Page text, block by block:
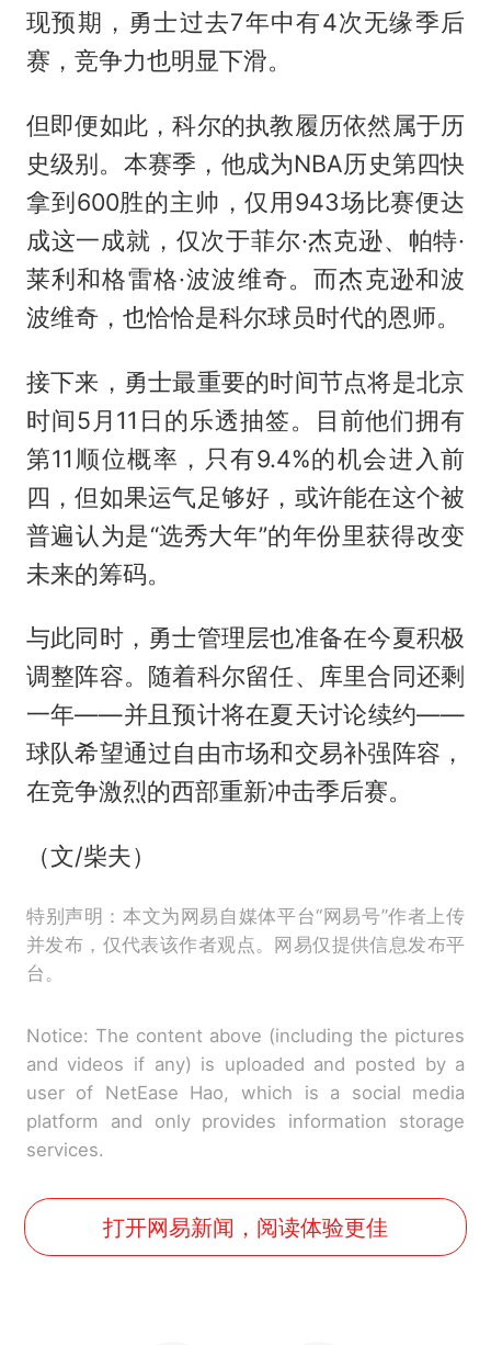
现预期，勇士过去7年中有4次无缘季后
赛，竞争力也明显下滑。
但即便如此，科尔的执教履历依然属于历
史级别。本赛季，他成为NBA历史第四快
拿到600胜的主帅，仅用943场比赛便达
成这一成就，仅次于菲尔·杰克逊、帕特·
莱利和格雷格·波波维奇。而杰克逊和波
波维奇，也恰恰是科尔球员时代的恩师。
接下来，勇士最重要的时间节点将是北京
时间5月11日的乐透抽签。目前他们拥有
第11顺位概率，只有9.4%的机会进入前
四，但如果运气足够好，或许能在这个被
普遍认为是“选秀大年”的年份里获得改变
未来的筹码。
与此同时，勇士管理层也准备在今夏积极
调整阵容。随着科尔留任、库里合同还剩
一年——并且预计将在夏天讨论续约——
球队希望通过自由市场和交易补强阵容，
在竞争激烈的西部重新冲击季后赛。
（文/柴夫）
特别声明：本文为网易自媒体平台“网易号”作者上传
并发布，仅代表该作者观点。网易仅提供信息发布平
台。
Notice: The content above (including the pictures
and videos if any) is uploaded and posted by a
user of NetEase Hao, which is a social media
platform and only provides information storage
services.
打开网易新闻，阅读体验更佳